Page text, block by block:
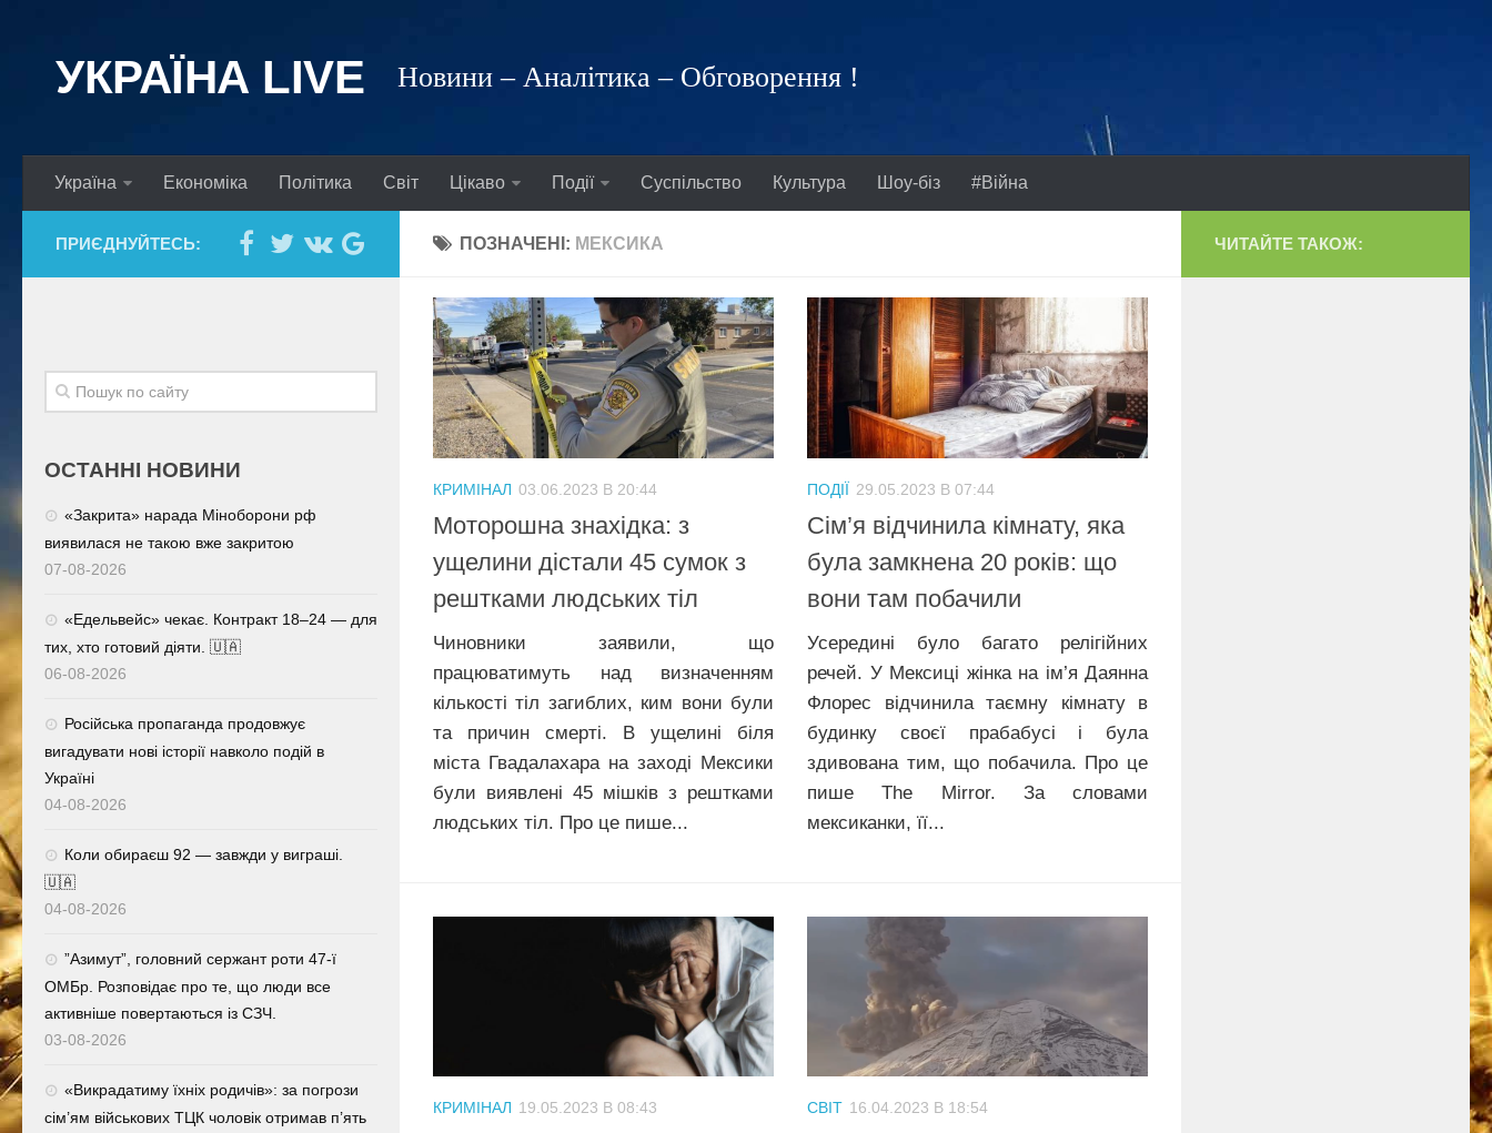
УКРАЇНА LIVE Новини – Аналітика – Обговорення !
Україна Економіка Політика Світ Цікаво Події Суспільство Культура Шоу-біз #Війна
ПОЗНАЧЕНІ: МЕКСИКА
КРИМІНАЛ 03.06.2023 В 20:44
Моторошна знахідка: з
ущелини дістали 45 сумок з
рештками людських тіл
Чиновники заявили, що
працюватимуть над визначенням
кількості тіл загиблих, ким вони були
та причин смерті. В ущелині біля
міста Гвадалахара на заході Мексики
були виявлені 45 мішків з рештками
людських тіл. Про це пише...
ПОДІЇ 29.05.2023 В 07:44
Сім’я відчинила кімнату, яка
була замкнена 20 років: що
вони там побачили
Усередині було багато релігійних
речей. У Мексиці жінка на ім’я Даянна
Флорес відчинила таємну кімнату в
будинку своєї прабабусі і була
здивована тим, що побачила. Про це
пише The Mirror. За словами
мексиканки, її...
КРИМІНАЛ 19.05.2023 В 08:43 СВІТ 16.04.2023 В 18:54
ПРИЄДНУЙТЕСЬ:
ОСТАННІ НОВИНИ
«Закрита» нарада Міноборони рф
виявилася не такою вже закритою
07-08-2026
«Едельвейс» чекає. Контракт 18–24 — для
тих, хто готовий діяти. 🇺🇦
06-08-2026
Російська пропаганда продовжує
вигадувати нові історії навколо подій в
Україні
04-08-2026
Коли обираєш 92 — завжди у виграші.
🇺🇦
04-08-2026
⁨”Азимут”, головний сержант роти 47-ї
ОМБр. Розповідає про те, що люди все
активніше повертаються із СЗЧ.
03-08-2026
«Викрадатиму їхніх родичів»: за погрози
сім’ям військових ТЦК чоловік отримав п’ять
ЧИТАЙТЕ ТАКОЖ: